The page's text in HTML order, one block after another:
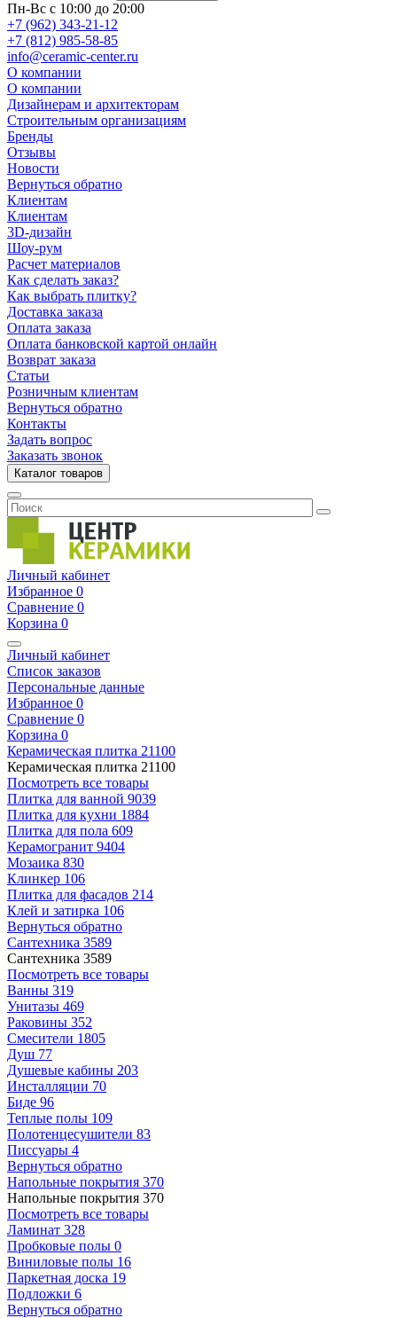
Пн-Вс с 10:00 до 20:00
+7 (962) 343-21-12
+7 (812) 985-58-85
info@ceramic-center.ru
О компании
О компании
Дизайнерам и архитекторам
Строительным организациям
Бренды
Отзывы
Новости
Вернуться обратно
Клиентам
Клиентам
3D-дизайн
Шоу-рум
Расчет материалов
Как сделать заказ?
Как выбрать плитку?
Доставка заказа
Оплата заказа
Оплата банковской картой онлайн
Возврат заказа
Статьи
Розничным клиентам
Вернуться обратно
Контакты
Задать вопрос
Заказать звонок
Каталог товаров
Личный кабинет
Избранное 0
Сравнение 0
Корзина 0
Личный кабинет
Список заказов
Персональные данные
Избранное 0
Сравнение 0
Корзина 0
Керамическая плитка 21100
Керамическая плитка 21100
Посмотреть все товары
Плитка для ванной 9039
Плитка для кухни 1884
Плитка для пола 609
Керамогранит 9404
Мозаика 830
Клинкер 106
Плитка для фасадов 214
Клей и затирка 106
Вернуться обратно
Сантехника 3589
Сантехника 3589
Посмотреть все товары
Ванны 319
Унитазы 469
Раковины 352
Смесители 1805
Душ 77
Душевые кабины 203
Инсталляции 70
Биде 96
Теплые полы 109
Полотенцесушители 83
Писсуары 4
Вернуться обратно
Напольные покрытия 370
Напольные покрытия 370
Посмотреть все товары
Ламинат 328
Пробковые полы 0
Виниловые полы 16
Паркетная доска 19
Подложки 6
Вернуться обратно